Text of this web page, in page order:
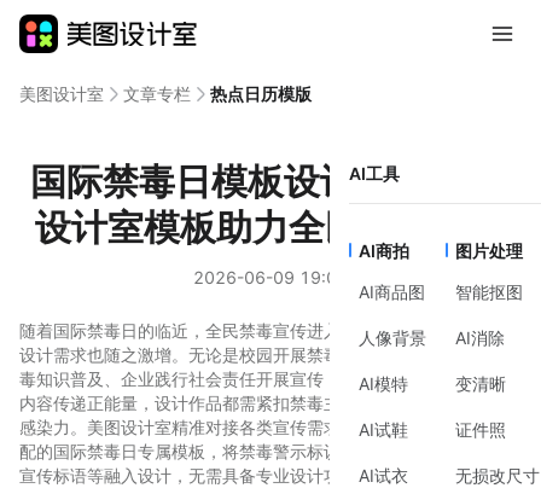
AI工具
AI商拍
AI商品图
人像背景
AI模特
AI试鞋
AI试衣
图片处理
智能抠图
AI消除
变清晰
证件照
无损改尺寸
美图设计室 文章专栏 热点日历模版
国际禁毒日模板设计攻略 美图
设计室模板助力全民防毒宣传
2026-06-09 19:07
随着国际禁毒日的临近，全民禁毒宣传进入高峰期，各类禁毒主题
设计需求也随之激增。无论是校园开展禁毒教育宣讲、社区推进防
毒知识普及、企业践行社会责任开展宣传，还是个人转发禁毒科普
内容传递正能量，设计作品都需紧扣禁毒主题的严肃性、正向性与
感染力。美图设计室精准对接各类宣传需求，打造了多款全场景适
配的国际禁毒日专属模板，将禁毒警示标识、防毒科普元素、公益
宣传标语等融入设计，无需具备专业设计功底，简单编辑就能产出